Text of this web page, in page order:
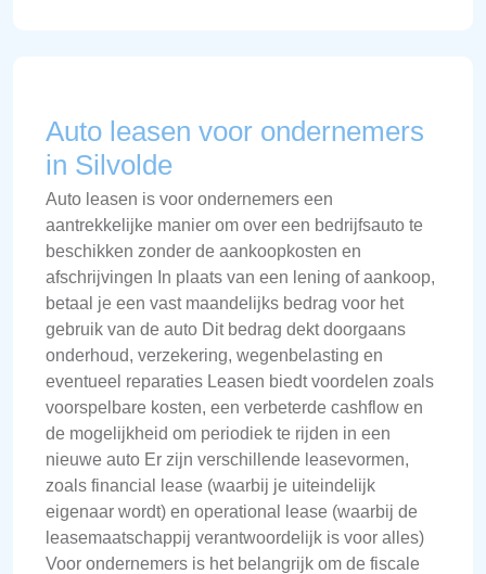
Auto leasen voor ondernemers
in Silvolde
Auto leasen is voor ondernemers een
aantrekkelijke manier om over een bedrijfsauto te
beschikken zonder de aankoopkosten en
afschrijvingen In plaats van een lening of aankoop,
betaal je een vast maandelijks bedrag voor het
gebruik van de auto Dit bedrag dekt doorgaans
onderhoud, verzekering, wegenbelasting en
eventueel reparaties Leasen biedt voordelen zoals
voorspelbare kosten, een verbeterde cashflow en
de mogelijkheid om periodiek te rijden in een
nieuwe auto Er zijn verschillende leasevormen,
zoals financial lease (waarbij je uiteindelijk
eigenaar wordt) en operational lease (waarbij de
leasemaatschappij verantwoordelijk is voor alles)
Voor ondernemers is het belangrijk om de fiscale